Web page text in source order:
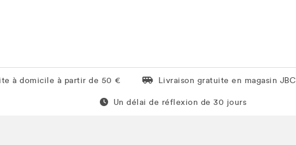
à domicile à partir de 50 € Livraison gratuite en magasin JBC
Livraison gratuite en magasin JBC
Un délai de réflexion de 60 jours
Un délai de réflexion de 30 jours